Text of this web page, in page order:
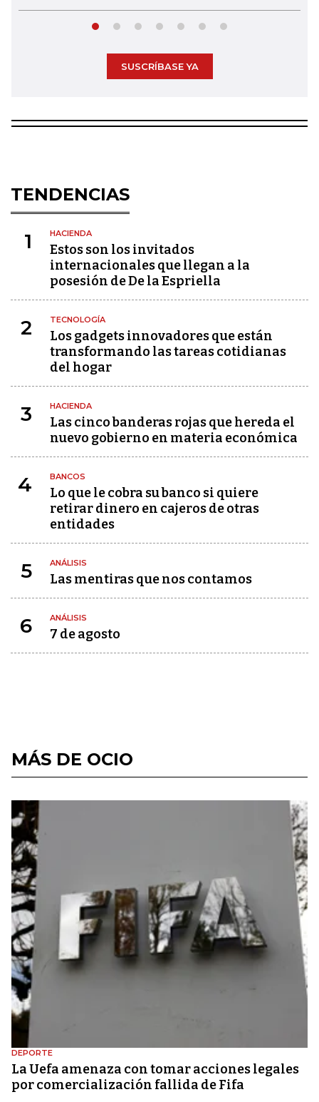
SUSCRÍBASE YA
TENDENCIAS
1 HACIENDA
Estos son los invitados
internacionales que llegan a la
posesión de De la Espriella
2 TECNOLOGÍA
Los gadgets innovadores que están
transformando las tareas cotidianas
del hogar
3 HACIENDA
Las cinco banderas rojas que hereda el
nuevo gobierno en materia económica
4 BANCOS
Lo que le cobra su banco si quiere
retirar dinero en cajeros de otras
entidades
5 ANÁLISIS
Las mentiras que nos contamos
6 ANÁLISIS
7 de agosto
MÁS DE OCIO
DEPORTE
La Uefa amenaza con tomar acciones legales
por comercialización fallida de Fifa